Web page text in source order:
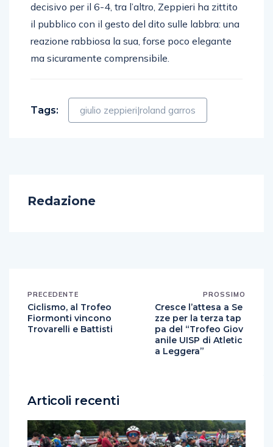
decisivo per il 6-4, tra l’altro, Zeppieri ha zittito
il pubblico con il gesto del dito sulle labbra: una
reazione rabbiosa la sua, forse poco elegante
ma sicuramente comprensibile.
Tags: giulio zeppieri|roland garros
Redazione
PRECEDENTE
Ciclismo, al Trofeo
Fiormonti vincono
Trovarelli e Battisti
PROSSIMO
Cresce l’attesa a Se
zze per la terza tap
pa del “Trofeo Giov
anile UISP di Atletic
a Leggera”
Articoli recenti